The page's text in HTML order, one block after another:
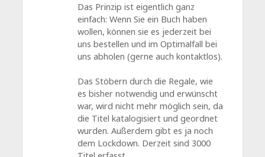
Das Prinzip ist eigentlich ganz
einfach: Wenn Sie ein Buch haben
wollen, können sie es jederzeit bei
uns bestellen und im Optimalfall bei
uns abholen (gerne auch kontaktlos).
Das Stöbern durch die Regale, wie
es bisher notwendig und erwünscht
war, wird nicht mehr möglich sein, da
die Titel katalogisiert und geordnet
wurden. Außerdem gibt es ja noch
dem Lockdown. Derzeit sind 3000